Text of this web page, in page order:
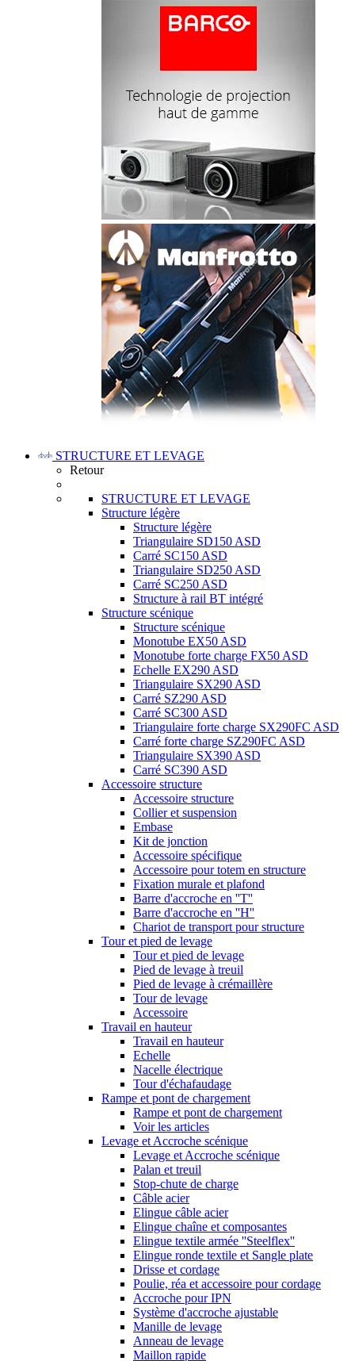
STRUCTURE ET LEVAGE
Retour
STRUCTURE ET LEVAGE
Structure légère
Structure légère
Triangulaire SD150 ASD
Carré SC150 ASD
Triangulaire SD250 ASD
Carré SC250 ASD
Structure à rail BT intégré
Structure scénique
Structure scénique
Monotube EX50 ASD
Monotube forte charge FX50 ASD
Echelle EX290 ASD
Triangulaire SX290 ASD
Carré SZ290 ASD
Carré SC300 ASD
Triangulaire forte charge SX290FC ASD
Carré forte charge SZ290FC ASD
Triangulaire SX390 ASD
Carré SC390 ASD
Accessoire structure
Accessoire structure
Collier et suspension
Embase
Kit de jonction
Accessoire spécifique
Accessoire pour totem en structure
Fixation murale et plafond
Barre d'accroche en ''T''
Barre d'accroche en ''H''
Chariot de transport pour structure
Tour et pied de levage
Tour et pied de levage
Pied de levage à treuil
Pied de levage à crémaillère
Tour de levage
Accessoire
Travail en hauteur
Travail en hauteur
Echelle
Nacelle électrique
Tour d'échafaudage
Rampe et pont de chargement
Rampe et pont de chargement
Voir les articles
Levage et Accroche scénique
Levage et Accroche scénique
Palan et treuil
Stop-chute de charge
Câble acier
Elingue câble acier
Elingue chaîne et composantes
Elingue textile armée ''Steelflex''
Elingue ronde textile et Sangle plate
Drisse et cordage
Poulie, réa et accessoire pour cordage
Accroche pour IPN
Système d'accroche ajustable
Manille de levage
Anneau de levage
Maillon rapide